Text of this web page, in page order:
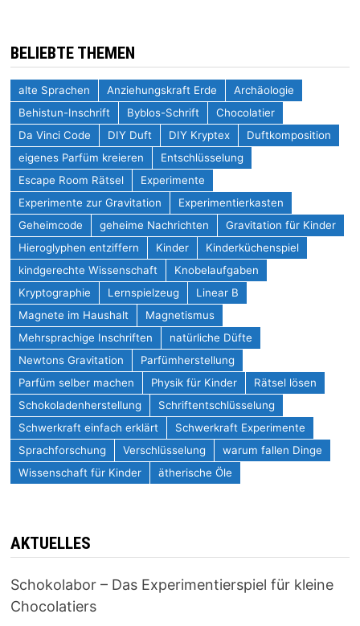
BELIEBTE THEMEN
alte Sprachen Anziehungskraft Erde
Archäologie
Behistun-Inschrift
Byblos-Schrift
Chocolatier
Da Vinci Code
DIY Duft DIY Kryptex
Duftkomposition
eigenes Parfüm kreieren
Entschlüsselung
Escape Room Rätsel
Experimente
Experimente zur Gravitation
Experimentierkasten
Geheimcode
geheime Nachrichten
Gravitation für Kinder
Hieroglyphen entziffern
Kinder
Kinderküchenspiel
kindgerechte Wissenschaft
Knobelaufgaben
Kryptographie
Lernspielzeug
Linear B
Magnete im Haushalt
Magnetismus
Mehrsprachige Inschriften
natürliche Düfte
Newtons Gravitation
Parfümherstellung
Parfüm selber machen
Physik für Kinder
Rätsel lösen
Schokoladenherstellung
Schriftentschlüsselung
Schwerkraft einfach erklärt
Schwerkraft Experimente
Sprachforschung
Verschlüsselung
warum fallen Dinge
Wissenschaft für Kinder
ätherische Öle
AKTUELLES
Schokolabor – Das Experimentierspiel für kleine
Chocolatiers